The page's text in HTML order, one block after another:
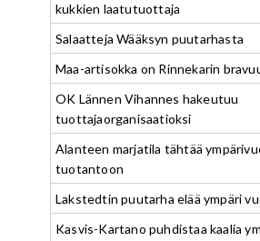
kukkien laatutuottaja
Salaatteja Wääksyn puutarhasta
Maa-artisokka on Rinnekarin
OK Lännen Vihannes hakeutuu
tuottajaorganisaatioksi
Alanteen marjatila tähtää
tuotantoon
Lakstedtin puutarha elää ympäri
Kasvis-Kartano puhdistaa kaalia